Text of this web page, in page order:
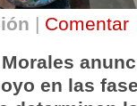
| Comentar
en las